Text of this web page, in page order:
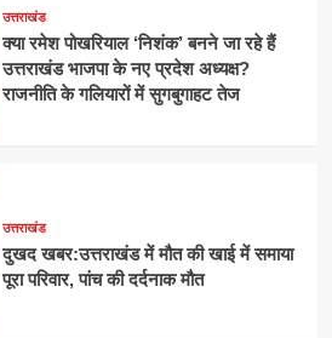
उत्तराखंड
क्या रमेश पोखरियाल ‘निशंक’ बनने जा रहे हैं
उत्तराखंड भाजपा के नए प्रदेश अध्यक्ष?
राजनीति के गलियारों में सुगबुगाहट तेज
उत्तराखंड
दुखद खबर:उत्तराखंड में मौत की खाई में समाया
पूरा परिवार, पांच की दर्दनाक मौत